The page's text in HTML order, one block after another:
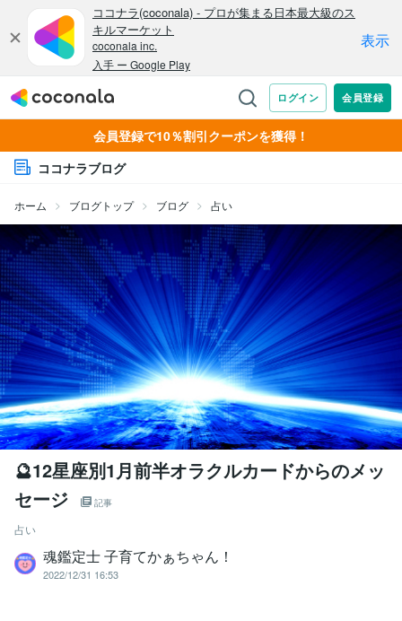
会員登録で10％割引クーポンを獲得！
ココナラブログ
ホーム ブログトップ ブログ 占い
🔮12星座別1月前半オラクルカードからのメッ
セージ
記事
占い
魂鑑定士 子育てかぁちゃん！
2022/12/31 16:53